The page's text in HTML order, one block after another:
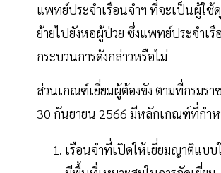
แพทย์ประจำเรือนจำฯ ที่จะเป็นผู้ใช้
ย้ายไปยังหอผู้ป่วย ซึ่งแพทย์ประจำเรื
กระบวนการดังกล่าวหรือไม่
ส่วนเกณฑ์เยี่ยมผู้ต้องขัง ตามที่กรมร
30 กันยายน 2566 มีหลักเกณฑ์ที่กำห
เรือนจำที่เปิดให้เยี่ยมญาติแบบ